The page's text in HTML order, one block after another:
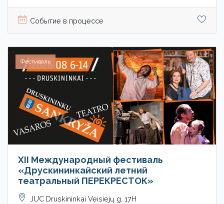
Событие в процессе
Фестиваль
XII Международный фестиваль
«Друскининкайский летний
театральный ПЕРЕКРЕСТОК»
JUC Druskininkai Veisiejų g. 17H